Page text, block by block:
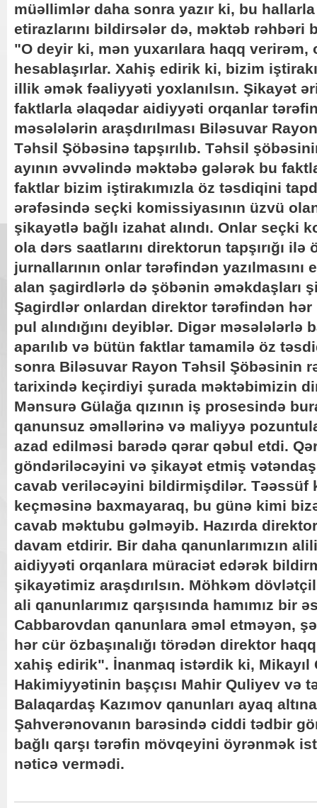
müəllimlər daha sonra yazır ki, bu
etirazlarını bildirsələr də, məktəb rəhbəri
"O deyir ki, mən yuxarılara haqq verirəm,
hesablaşırlar. Xahiş edirik ki, bizim
illik əmək fəaliyyəti yoxlanılsın. Şikayət
faktlarla əlaqədar aidiyyəti orqanlar
məsələlərin araşdırılması Biləsuvar
Təhsil Şöbəsinə tapşırılıb. Təhsil
ayının əvvəlində məktəbə gələrək bu
faktlar bizim iştirakımızla öz təsdiqini
ərəfəsində seçki komissiyasının üzvü
şikayətlə bağlı izahat alındı. Onlar seçki
ola dərs saatlarını direktorun tapşırığı
jurnallarının onlar tərəfindən
alan şagirdlərlə də şöbənin əməkdaşları
Şagirdlər onlardan direktor tərəfindən hər
pul alındığını deyiblər. Digər məsələlərlə
aparılıb və bütün faktlar tamamilə öz
sonra Biləsuvar Rayon Təhsil Şöbəsinin
tarixində keçirdiyi şurada məktəbimizin
Mənsurə Gülağa qızının iş prosesində
qanunsuz əməllərinə və maliyyə
azad edilməsi barədə qərar qəbul etdi.
göndəriləcəyini və şikayət etmiş
cavab veriləcəyini bildirmişdilər. Təəssüf
keçməsinə baxmayaraq, bu günə kimi
cavab məktubu gəlməyib. Hazırda
davam etdirir. Bir daha qanunlarımızın
aidiyyəti orqanlara müraciət edərək
şikayətimiz araşdırılsın. Möhkəm
ali qanunlarımız qarşısında hamımız bir
Cabbarovdan qanunlara əməl etməyən,
hər cür özbaşınalığı törədən direktor
xahiş edirik". İnanmaq istərdik ki, Mikayıl
Hakimiyyətinin başçısı Mahir Quliyev və
Balaqardaş Kazımov qanunları ayaq
Şahverənovanın barəsində ciddi tədbir
bağlı qarşı tərəfin mövqeyini öyrənmək
nəticə vermədi.